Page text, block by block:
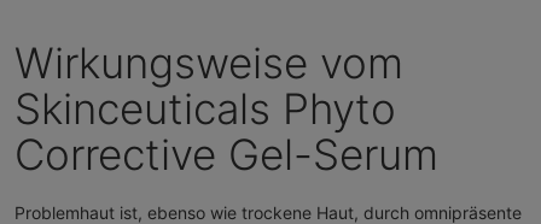
Wirkungsweise vom
Skinceuticals Phyto
Corrective Gel-Serum
Problemhaut ist, ebenso wie trockene Haut, durch omnipräsente